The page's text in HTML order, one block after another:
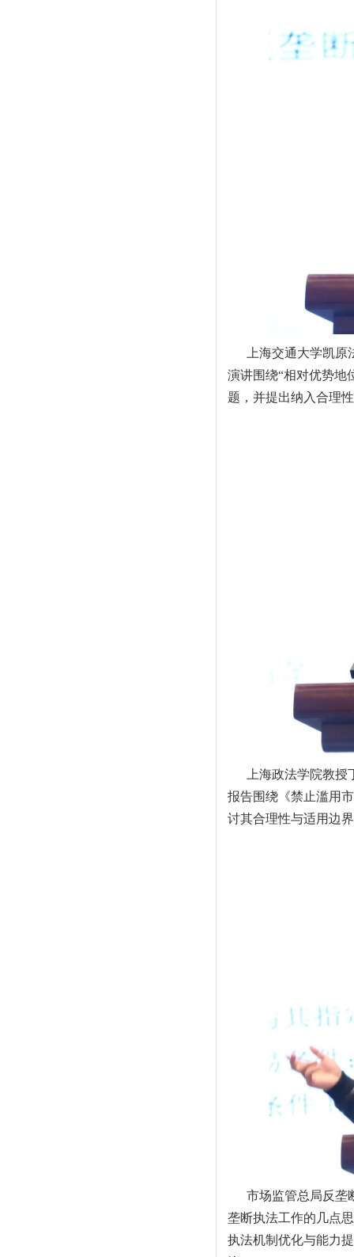
上海交通大学凯
演讲围绕“相对优势地
题，并提出纳入合理
上海政法学院教
报告围绕《禁止滥用
讨其合理性与适用边
市场监管总局反垄
垄断执法工作的几点
执法机制优化与能力